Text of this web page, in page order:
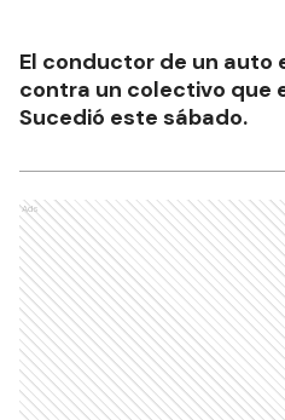
El conductor de un auto
contra un colectivo que
Sucedió este sábado.
Ads